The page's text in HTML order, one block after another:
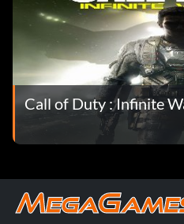
Call of Duty : Infinite